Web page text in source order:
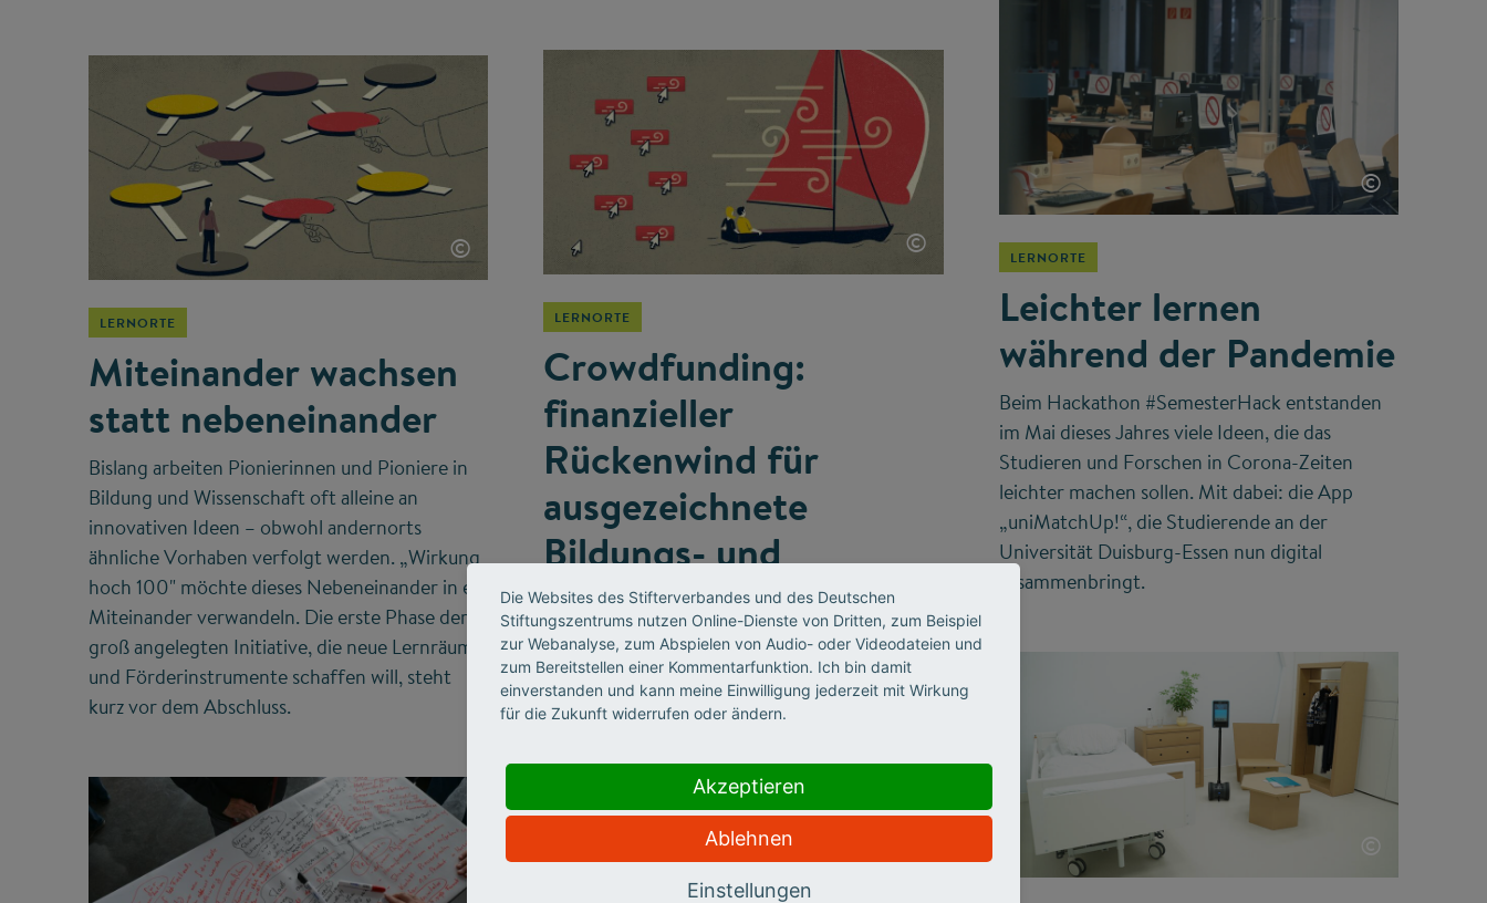
©
LERNORTE
Miteinander wachsen
statt nebeneinander
Bislang arbeiten Pionierinnen und Pioniere in
Bildung und Wissenschaft oft alleine an
innovativen Ideen – obwohl andernorts
ähnliche Vorhaben verfolgt werden. „Wirkung
hoch 100" möchte dieses Nebeneinander in ein
Miteinander verwandeln. Die erste Phase der
groß angelegten Initiative, die neue Lernräume
und Förderinstrumente schaffen will, steht
kurz vor dem Abschluss.
©
LERNORTE
Crowdfunding:
finanzieller
Rückenwind für
ausgezeichnete
Bildungs- und
Forschungsprojekte
Neuen Ideen und Ansätzen zum Durchbruch
verhelfen – das ist das Ziel der Stifterverbands-
Kampagne „Wirkung hoch 100“. Dabei werden
wie Crowdfunding ausprobiert.
©
LERNORTE
Leichter lernen
während der Pandemie
Beim Hackathon #SemesterHack entstanden
im Mai dieses Jahres viele Ideen, die das
Studieren und Forschen in Corona-Zeiten
leichter machen sollen. Mit dabei: die App
„uniMatchUp!“, die Studierende an der
Universität Duisburg-Essen nun digital
zusammenbringt.
©
Die Websites des Stifterverbandes und des Deutschen
Stiftungszentrums nutzen Online-Dienste von Dritten, zum Beispiel
zur Webanalyse, zum Abspielen von Audio- oder Videodateien und
zum Bereitstellen einer Kommentarfunktion. Ich bin damit
einverstanden und kann meine Einwilligung jederzeit mit Wirkung
für die Zukunft widerrufen oder ändern.
Akzeptieren
Ablehnen
Einstellungen